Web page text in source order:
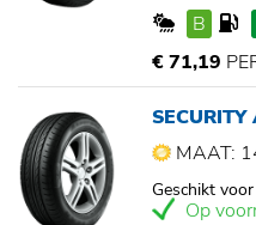
B
€ 71,19
MAAT:
Geschikt
Op